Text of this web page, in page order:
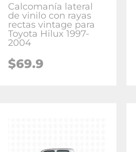
Calcomanía lateral
de vinilo con rayas
rectas vintage para
Toyota Hilux 1997-
2004
$69.9